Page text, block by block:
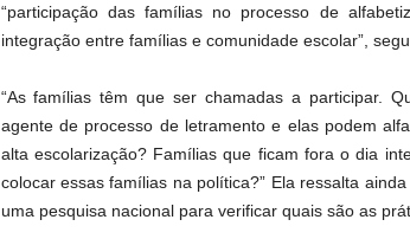
“participação das famílias no processo de
integração entre famílias e comunidade escolar”,
“As famílias têm que ser chamadas a participar.
agente de processo de letramento e elas podem
alta escolarização? Famílias que ficam fora o dia
colocar essas famílias na política?” Ela ressalta
uma pesquisa nacional para verificar quais são as